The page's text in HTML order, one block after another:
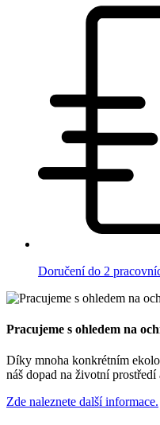
Doručení do 2
Pracujeme s ohledem na
Díky mnoha konkrétním
náš dopad na životní prostředí
Zde naleznete další informace.